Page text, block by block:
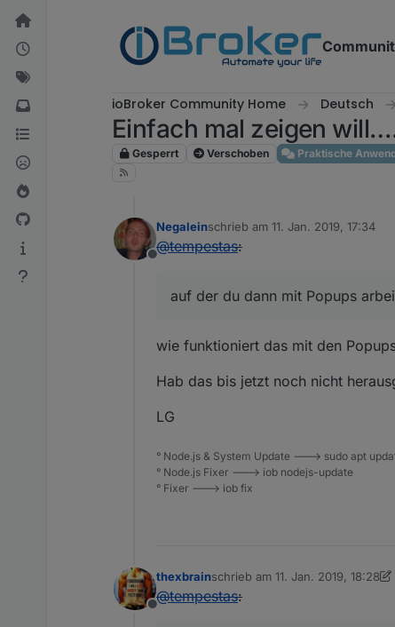
Weiter zum Inhalt
ioBroker Community Home Deutsch
Einfach mal zeigen
Gesperrt Verschoben Praktische
Offline
Negaleinschrieb am 11. Jan. 2019, 17:34
zuletzt editiert von
@tempestas:
auf der du dann mit Popups
wie funktioniert das mit den
Hab das bis jetzt noch nicht
LG
° Node.js & System Update ---> sudo apt
° Node.js Fixer ---> iob nodejs-update
° Fixer ---> iob fix
Offline
thexbrainschrieb am 11. Jan. 2019, 18:28
zuletzt editiert von Jey Cee
@tempestas: